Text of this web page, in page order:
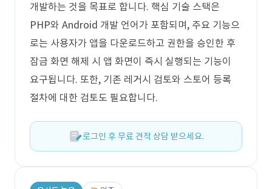
개발하는 것을 목표로 합니다. 핵심 기술 스택은
PHP와 Android 개발 언어가 포함되며, 주요 기능으
로는 사용자가 앱을 다운로드하고 권한을 승인한 후
잠금 화면 해제 시 앱 화면이 즉시 실행되는 기능이
요구됩니다. 또한, 기존 레거시 검토와 스토어 등록
절차에 대한 검토도 필요합니다.
로그인 후 무료 견적 상담 받으세요.